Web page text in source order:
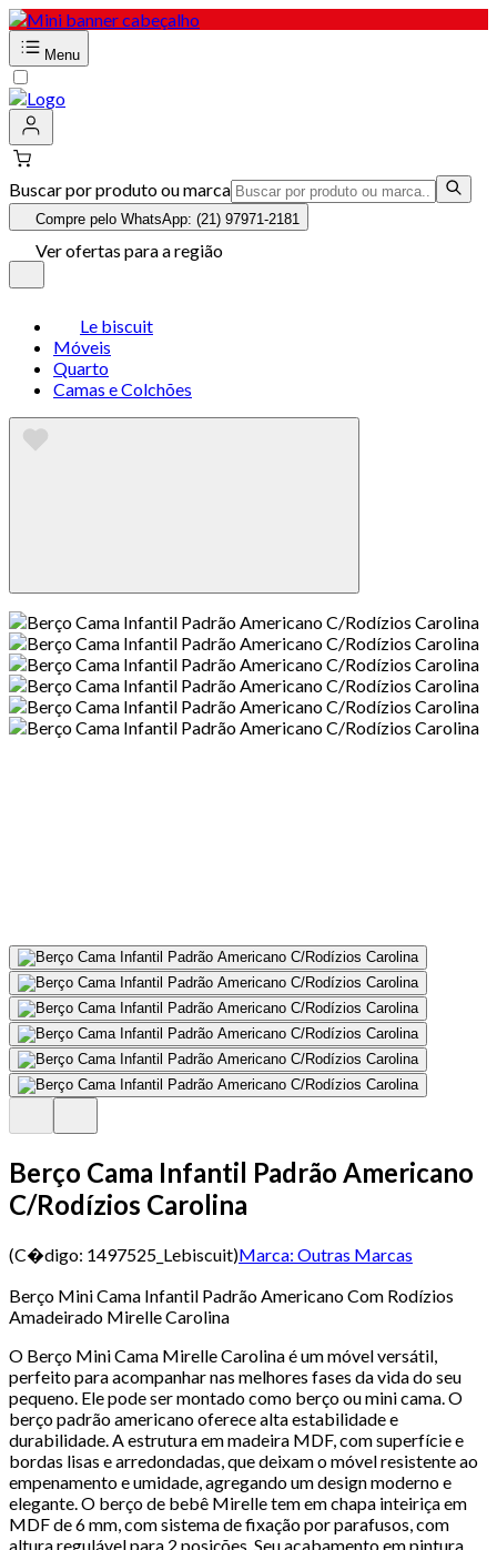
Menu
Buscar por produto ou marca
Compre pelo WhatsApp: (21) 97971-2181
Ver ofertas para a região
Le biscuit
Móveis
Quarto
Camas e Colchões
Berço Cama Infantil Padrão Americano
C/Rodízios Carolina
(C�digo: 1497525_Lebiscuit)Marca: Outras Marcas
Berço Mini Cama Infantil Padrão Americano Com Rodízios
Amadeirado Mirelle Carolina
O Berço Mini Cama Mirelle Carolina é um móvel versátil,
perfeito para acompanhar nas melhores fases da vida do seu
pequeno. Ele pode ser montado como berço ou mini cama. O
berço padrão americano oferece alta estabilidade e
durabilidade. A estrutura em madeira MDF, com superfície e
bordas lisas e arredondadas, que deixam o móvel resistente ao
empenamento e umidade, agregando um design moderno e
elegante. O berço de bebê Mirelle tem em chapa inteiriça em
MDF de 6 mm, com sistema de fixação por parafusos, com
altura regulável para 2 posições. Seu acabamento em pintura